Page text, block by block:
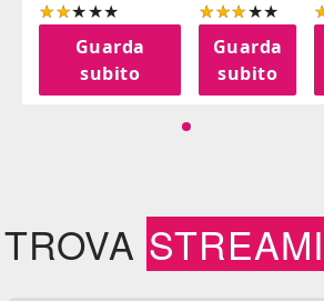
Guarda
subito
Guarda
subito
TROVA